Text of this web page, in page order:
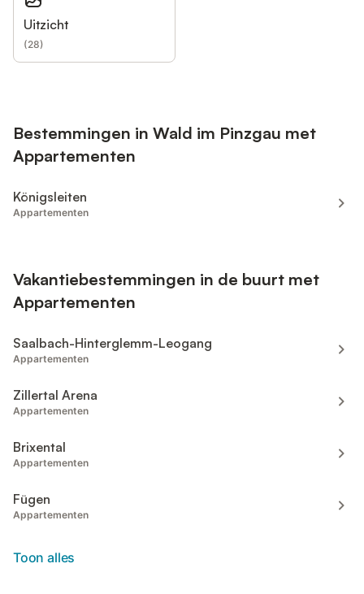
Uitzicht
(28)
Bestemmingen in Wald im Pinzgau met
Appartementen
Königsleiten
Appartementen
Vakantiebestemmingen in de buurt met
Appartementen
Saalbach-Hinterglemm-Leogang
Appartementen
Zillertal Arena
Appartementen
Brixental
Appartementen
Fügen
Appartementen
Toon alles